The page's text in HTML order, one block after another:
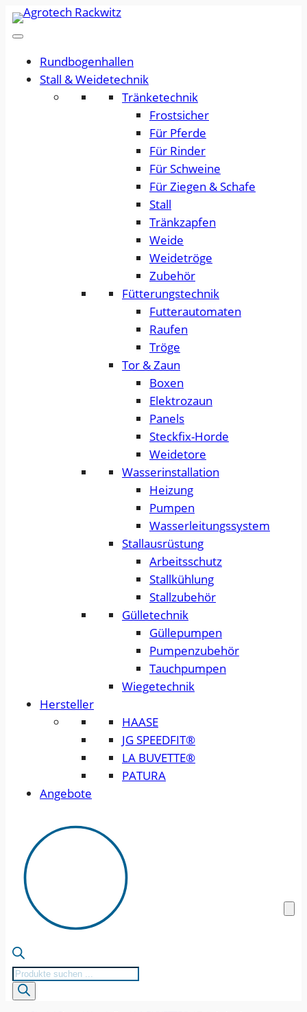
Rundbogenhallen
Stall & Weidetechnik
Tränketechnik
Frostsicher
Für Pferde
Für Rinder
Für Schweine
Für Ziegen & Schafe
Stall
Tränkzapfen
Weide
Weidetröge
Zubehör
Fütterungstechnik
Futterautomaten
Raufen
Tröge
Tor & Zaun
Boxen
Elektrozaun
Panels
Steckfix-Horde
Weidetore
Wasserinstallation
Heizung
Pumpen
Wasserleitungssystem
Stallausrüstung
Arbeitsschutz
Stallkühlung
Stallzubehör
Gülletechnik
Güllepumpen
Pumpenzubehör
Tauchpumpen
Wiegetechnik
Hersteller
HAASE
JG SPEEDFIT®
LA BUVETTE®
PATURA
Angebote
Products
search